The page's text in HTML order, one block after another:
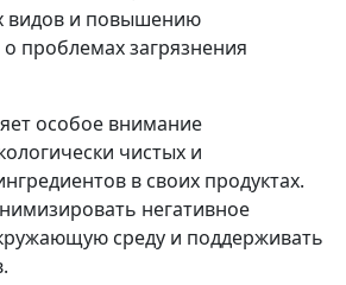
видов и повышению
проблемах загрязнения
особое внимание
чистых и
в своих продуктах.
негативное
среду и поддерживать